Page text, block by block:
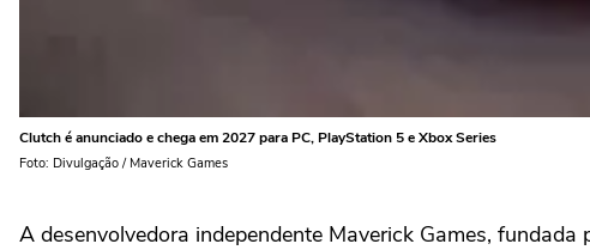
Clutch é anunciado e chega em 2027 para PC, PlayStation 5 e Xbox Series
Foto: Divulgação / Maverick Games
A desenvolvedora independente Maverick Games,